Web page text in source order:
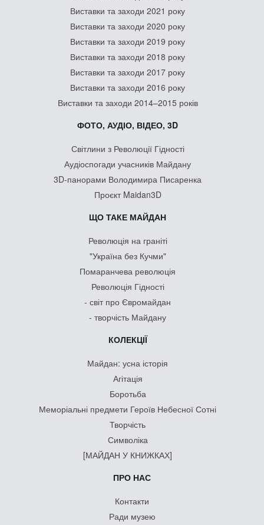
Виставки та заходи 2021 року
Виставки та заходи 2020 року
Виставки та заходи 2019 року
Виставки та заходи 2018 року
Виставки та заходи 2017 року
Виставки та заходи 2016 року
Виставки та заходи 2014–2015 років
ФОТО, АУДІО, ВІДЕО, 3D
Світлини з Революції Гідності
Аудіоспогади учасників Майдану
3D-панорами Володимира Писаренка
Проєкт Maidan3D
ЩО ТАКЕ МАЙДАН
Революція на граніті
"Україна без Кучми"
Помаранчева революція
Революція Гідності
- світ про Євромайдан
- творчість Майдану
КОЛЕКЦІЇ
Майдан: усна історія
Агітація
Боротьба
Меморіальні предмети Героїв Небесної Сотні
Творчість
Символіка
[МАЙДАН У КНИЖКАХ]
ПРО НАС
Контакти
Ради музею